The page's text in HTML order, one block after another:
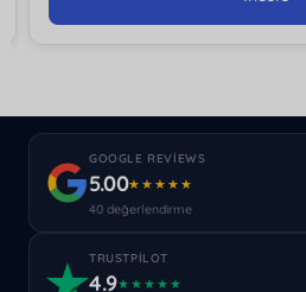
GOOGLE REVIEWS
5.00★★★★★
40 değerlendirme
TRUSTPILOT
4.9★★★★★